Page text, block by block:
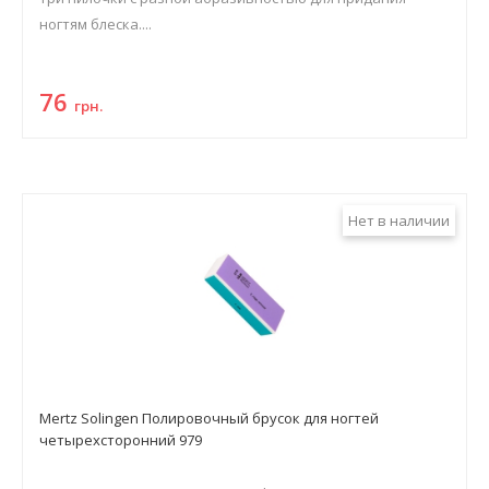
ногтям блеска....
76 грн.
Нет в наличии
Mertz Solingen Полировочный брусок для ногтей
четырехсторонний 979